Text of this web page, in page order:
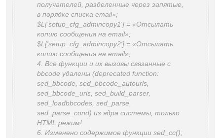
получателей, разделенные через запятые,
в порядке списка email»;
$L['setup_cfg_admincopy1'] = «Отсылать
копию сообщения на email»;
$L['setup_cfg_admincopy2'] = «Отсылать
копию сообщения на email»;
4. Все функции и их вызовы связанные с
bbcode удалены (deprecated function:
sed_bbcode, sed_bbcode_autourls,
sed_bbcode_urls, sed_build_parser,
sed_loadbbcodes, sed_parse,
sed_parse_cond) из ядра системы, только
HTML режим!
6. Изменено содержимое функции sed_cc();